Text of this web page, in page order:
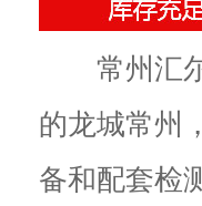
常州汇尔
的龙城常州
备和配套检